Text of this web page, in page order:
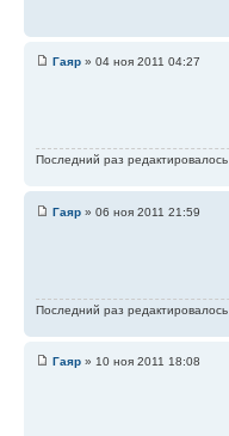
Гаяр » 04 ноя 2011 04:27
Последний раз редактировалось
Гаяр » 06 ноя 2011 21:59
Последний раз редактировалось
Гаяр » 10 ноя 2011 18:08